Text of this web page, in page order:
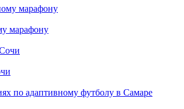
марафону